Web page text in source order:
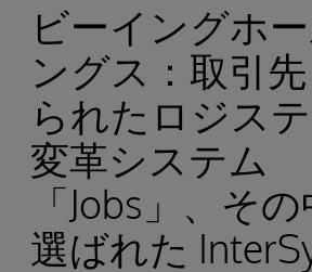
ビーイングホ
ングス：取引
られたロジス
変革システム
「Jobs」、そ
選ばれた